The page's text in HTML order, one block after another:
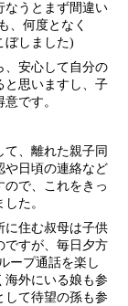
なうとまず間違い
、何度となく
ぼしました)
、安心して自分の
と思いますし、子
です。
て、離れた親子同
や日頃の連絡など
で、これをきっ
た。
に住む叔母は子供
ですが、毎日夕方
ープ通話を楽し
海外にいる娘も参
して待望の孫も参